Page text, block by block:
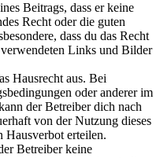
Beitrags, dass er keine
Recht oder die guten
dass du das Recht
Links und Bilder
Hausrecht aus. Bei
oder anderer im
der Betreiber dich nach
von der Nutzung dieses
Hausverbot erteilen.
Betreiber keine